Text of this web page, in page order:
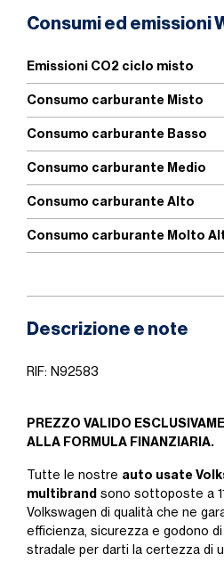
Consumi ed emissioni
Emissioni CO2 ciclo misto
Consumo carburante Misto
Consumo carburante Basso
Consumo carburante Medio
Consumo carburante Alto
Consumo carburante Molto
Descrizione e note
RIF: N92583
PREZZO VALIDO
ALLA FORMULA FINANZIARIA.
Tutte le nostre auto usate
multibrand sono sottoposte a
Volkswagen di qualità che ne
efficienza, sicurezza e godono
stradale per darti la certezza di